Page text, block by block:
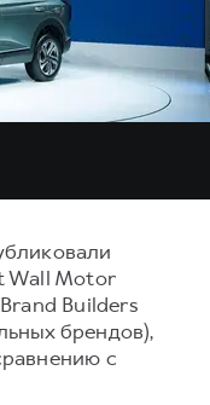
000 ₽
000 ₽
Wall Motor
Builders
брендов),
с